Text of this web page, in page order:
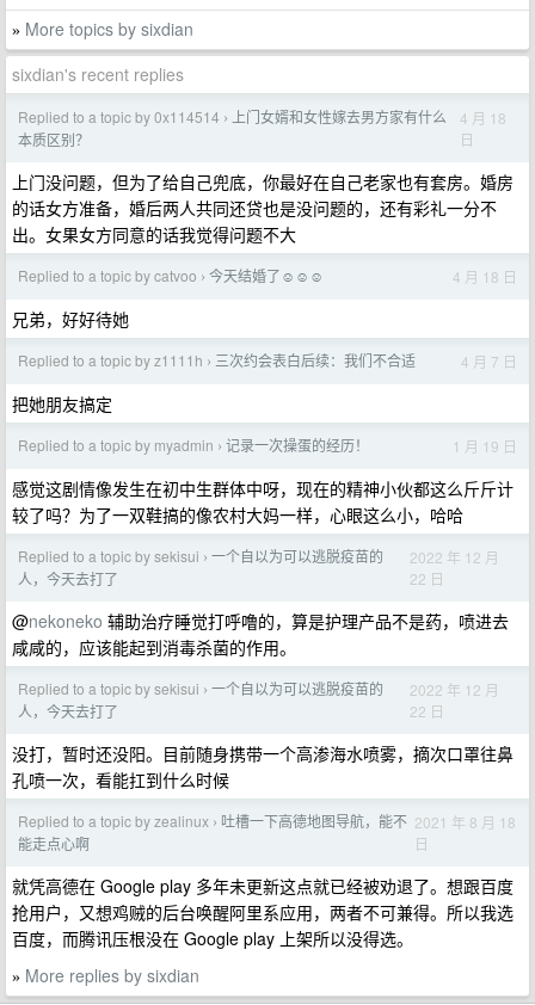
» More topics by sixdian
sixdian's recent replies
Replied to a topic by 0x114514 ›
上门女婿和女性嫁去男方家有什么
本质区别？
4 月 18
日
上门没问题，但为了给自己兜底，你最好在自己老家也有套房。婚房
的话女方准备，婚后两人共同还贷也是没问题的，还有彩礼一分不
出。女果女方同意的话我觉得问题不大
Replied to a topic by catvoo › 今天结婚了☺️☺️☺️ 4 月 18 日
兄弟，好好待她
Replied to a topic by z1111h › 三次约会表白后续：我们不合适 4 月 7 日
把她朋友搞定
Replied to a topic by myadmin › 记录一次操蛋的经历！ 1 月 19 日
感觉这剧情像发生在初中生群体中呀，现在的精神小伙都这么斤斤计
较了吗？为了一双鞋搞的像农村大妈一样，心眼这么小，哈哈
Replied to a topic by sekisui › 一个自以为可以逃脱疫苗的
人，今天去打了
2022 年 12 月
22 日
@nekoneko 辅助治疗睡觉打呼噜的，算是护理产品不是药，喷进去
咸咸的，应该能起到消毒杀菌的作用。
Replied to a topic by sekisui › 一个自以为可以逃脱疫苗的
人，今天去打了
2022 年 12 月
22 日
没打，暂时还没阳。目前随身携带一个高渗海水喷雾，摘次口罩往鼻
孔喷一次，看能扛到什么时候
Replied to a topic by zealinux › 吐槽一下高德地图导航，能不
能走点心啊
2021 年 8 月 18
日
就凭高德在 Google play 多年未更新这点就已经被劝退了。想跟百度
抢用户，又想鸡贼的后台唤醒阿里系应用，两者不可兼得。所以我选
百度，而腾讯压根没在 Google play 上架所以没得选。
» More replies by sixdian